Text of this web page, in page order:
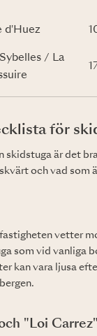
d'Huez
/ La
för
skidstuga är det
och vad som
vetter
som vid vanliga
kan vara ljusa
"Loi Carrez"